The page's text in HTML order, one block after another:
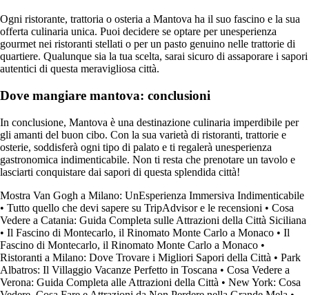
Ogni ristorante, trattoria o osteria a Mantova ha il suo fascino e la sua
offerta culinaria unica. Puoi decidere se optare per unesperienza
gourmet nei ristoranti stellati o per un pasto genuino nelle trattorie di
quartiere. Qualunque sia la tua scelta, sarai sicuro di assaporare i sapori
autentici di questa meravigliosa città.
Dove mangiare mantova: conclusioni
In conclusione, Mantova è una destinazione culinaria imperdibile per
gli amanti del buon cibo. Con la sua varietà di ristoranti, trattorie e
osterie, soddisferà ogni tipo di palato e ti regalerà unesperienza
gastronomica indimenticabile. Non ti resta che prenotare un tavolo e
lasciarti conquistare dai sapori di questa splendida città!
Mostra Van Gogh a Milano: UnEsperienza Immersiva Indimenticabile
• Tutto quello che devi sapere su TripAdvisor e le recensioni • Cosa
Vedere a Catania: Guida Completa sulle Attrazioni della Città Siciliana
• Il Fascino di Montecarlo, il Rinomato Monte Carlo a Monaco • Il
Fascino di Montecarlo, il Rinomato Monte Carlo a Monaco •
Ristoranti a Milano: Dove Trovare i Migliori Sapori della Città • Park
Albatros: Il Villaggio Vacanze Perfetto in Toscana • Cosa Vedere a
Verona: Guida Completa alle Attrazioni della Città • New York: Cosa